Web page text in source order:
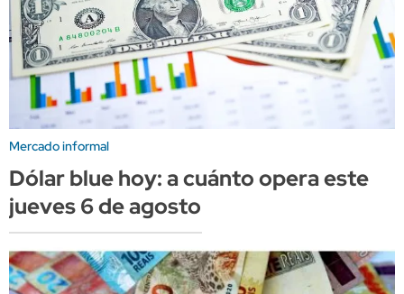
Mercado informal
Dólar blue hoy: a cuánto opera este
jueves 6 de agosto